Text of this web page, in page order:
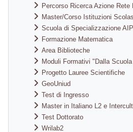
Percorso Ricerca Azione Rete
Master/Corso Istituzioni
Scuola di Specializzazione
Formazione Matematica
Area Biblioteche
Moduli Formativi "Dalla
Progetto Lauree Scientifiche
GeoUniud
Test di Ingresso
Master in Italiano L2 e
Test Dottorato
Wrilab2